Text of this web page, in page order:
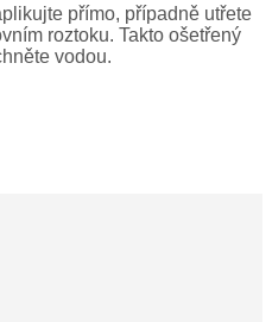
přímo, případně utřete
roztoku. Takto ošetřený
vodou.